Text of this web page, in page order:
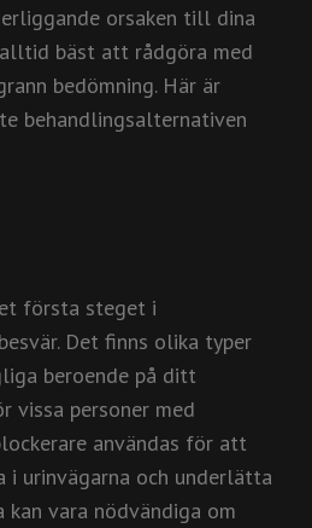
orsaken till dina
bäst att rådgöra med
bedömning. Här är
behandlingsalternativen
första steget i
Det finns olika typer
beroende på ditt
vissa personer med
användas för att
i urinvägarna och underlätta
vara nödvändiga om